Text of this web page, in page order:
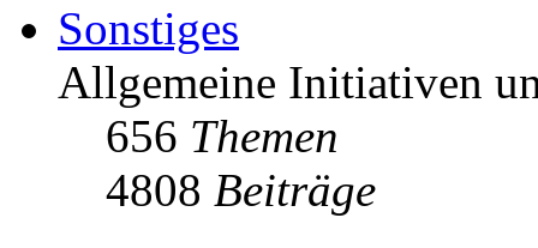
Sonstiges
Allgemeine Initiativen
656 Themen
4808 Beiträge